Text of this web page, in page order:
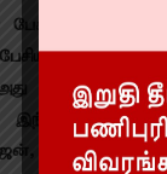
பேசுகையில்,
போதாது.
படத்தில்
பிரசாந்த்